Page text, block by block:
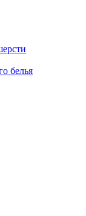
белья